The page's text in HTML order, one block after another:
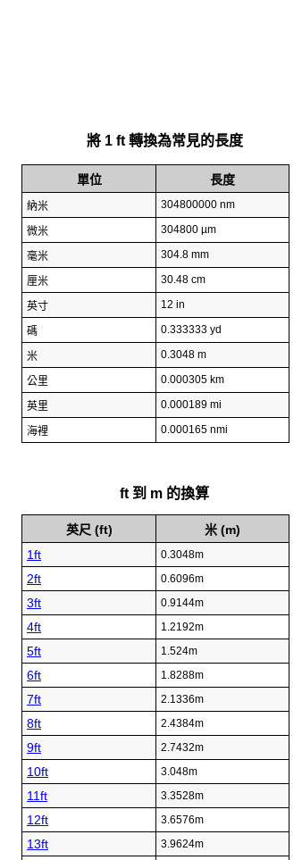
將 1 ft 轉換為常見的長度
單位 長度
納米 304800000 nm
微米 304800 µm
毫米 304.8 mm
厘米 30.48 cm
英寸 12 in
碼 0.333333 yd
米 0.3048 m
公里 0.000305 km
英里 0.000189 mi
海裡 0.000165 nmi
ft 到 m 的換算
英尺 (ft)
米 (m)
1ft
0.3048m
2ft 0.6096m
3ft 0.9144m
4ft 1.2192m
5ft 1.524m
6ft 1.8288m
7ft 2.1336m
8ft 2.4384m
9ft 2.7432m
10ft 3.048m
11ft 3.3528m
12ft 3.6576m
13ft 3.9624m